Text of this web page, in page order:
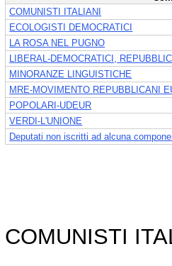
COMUNISTI ITALIANI
ECOLOGISTI DEMOCRATICI
LA ROSA NEL PUGNO
LIBERAL-DEMOCRATICI,
MINORANZE LINGUISTICHE
MRE-MOVIMENTO REPUBBLICANI
POPOLARI-UDEUR
VERDI-L'UNIONE
Deputati non iscritti ad alcuna
COMUNISTI